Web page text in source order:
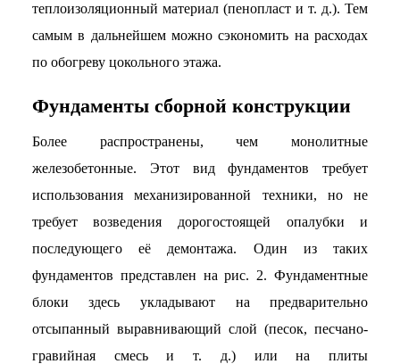
теплоизоляционный материал (пенопласт и т. д.). Тем
самым в дальнейшем можно сэкономить на расходах
по обогреву цокольного этажа.
Фундаменты сборной конструкции
Более распространены, чем монолитные
железобетонные. Этот вид фундаментов требует
использования механизированной техники, но не
требует возведения дорогостоящей опалубки и
последующего её демонтажа. Один из таких
фундаментов представлен на рис. 2. Фундаментные
блоки здесь укладывают на предварительно
отсыпанный выравнивающий слой (песок, песчано-
гравийная смесь и т. д.) или на плиты